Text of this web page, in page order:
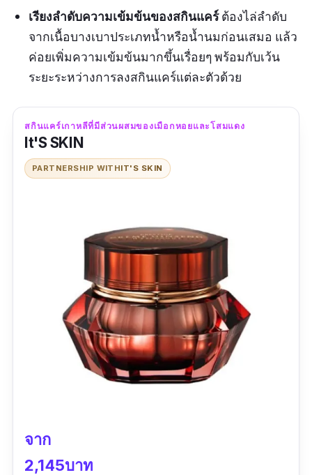
เรียงลำดับความเข้มข้นของสกินแคร์ต้องไล่ลำดับ
จากเนื้อบางเบาประเภทน้ำหรือน้ำนมก่อนเสมอ แล้ว
ค่อยเพิ่มความเข้มข้นมากขึ้นเรื่อยๆ พร้อมกับเว้น
ระยะระหว่างการลงสกินแคร์แต่ละตัวด้วย
สกินแคร์เกาหลีที่มีส่วนผสมของเมือกหอยและโสมแดง
It'S SKIN
PARTNERSHIP WITHIT'S SKIN
จาก
2,145บาท